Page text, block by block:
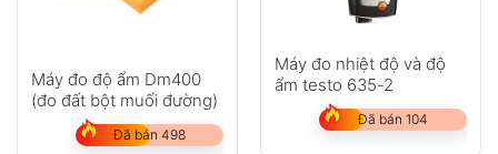
Máy đo độ ẩm Dm400
(đo đất bột muối đường)
Đã bán 498
Máy đo nhiệt độ và độ
ẩm testo 635-2
Đã bán 104